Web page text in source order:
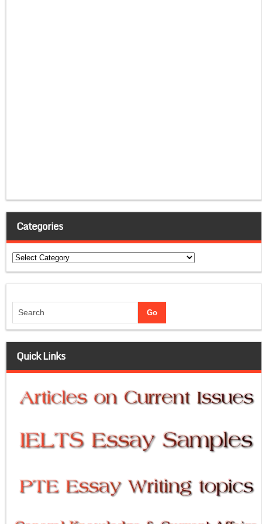
Categories
Categories
Quick Links